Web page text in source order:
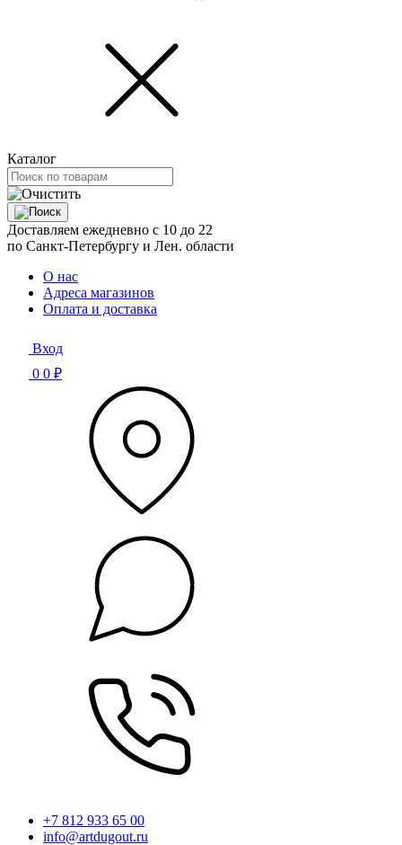
Каталог
Доставляем ежедневно с 10 до 22
по Санкт-Петербургу и Лен. области
О нас
Адреса магазинов
Оплата и доставка
Вход
0 0 ₽
+7 812 933 65 00
info@artdugout.ru